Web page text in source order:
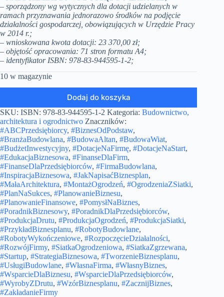
– sporządzony wg wytycznych dla dotacji udzielanych w
ramach przyznawania jednorazowo środków na podjęcie
działalności gospodarczej, obowiązujących w Urzędzie Pracy
w 2014 r.;
– wnioskowana kwota dotacji: 23 370,00 zł;
– objętość opracowania: 71 stron formatu A4;
– identyfikator ISBN: 978-83-944595-1-2;
10 w magazynie
Dodaj do koszyka
SKU: ISBN: 978-83-944595-1-2 Kategoria: Budownictwo,
architektura i ogrodnictwo Znaczników:
#ABCPrzedsiębiorcy, #BiznesOdPodstaw,
#BranżaBudowlana, #BudowaAltan, #BudowaWiat,
#BudżetInwestycyjny, #DotacjeNaFirmę, #DotacjeNaStart,
#EdukacjaBiznesowa, #FinanseDlaFirm,
#FinanseDlaPrzedsiębiorców, #FirmaBudowlana,
#InspiracjaBiznesowa, #JakNapisaćBiznesplan,
#MałaArchitektura, #MontażOgrodzeń, #OgrodzeniaZSiatki,
#PlanNaSukces, #PlanowanieBiznesu,
#PlanowanieFinansowe, #PomysłNaBiznes,
#PoradnikBiznesowy, #PoradnikDlaPrzedsiębiorców,
#ProdukcjaDrutu, #ProdukcjaOgrodzeń, #ProdukcjaSiatki,
#PrzykładBiznesplanu, #RobotyBudowlane,
#RobotyWykończeniowe, #RozpoczęcieDziałalności,
#RozwójFirmy, #SiatkaOgrodzeniowa, #SiatkaZgrzewana,
#Startup, #StrategiaBiznesowa, #TworzenieBiznesplanu,
#UsługiBudowlane, #WłasnaFirma, #WłasnyBiznes,
#WsparcieDlaBiznesu, #WsparcieDlaPrzedsiębiorców,
#WyrobyZDrutu, #WzórBiznesplanu, #ZacznijBiznes,
#ZakładanieFirmy